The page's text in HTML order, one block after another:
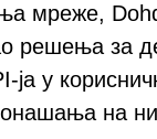
мреже,
за
ја у
на